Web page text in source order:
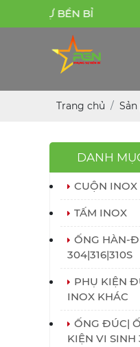
Trang chủ
DANH
CUỘN INOX
TẤM INOX
ỐNG HÀN-
304|316|310S
PHỤ KIỆN
INOX KHÁC
ỐNG ĐÚC|
KIỆN VI SINH